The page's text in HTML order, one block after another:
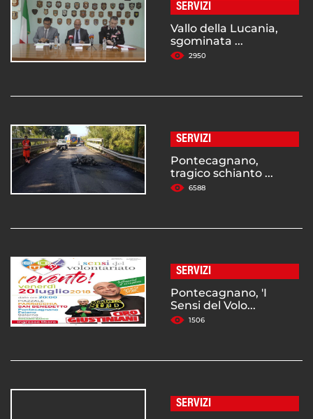
SERVIZI
Vallo della Lucania,
sgominata ...
2950
SERVIZI
Pontecagnano,
tragico schianto ...
6588
SERVIZI
Pontecagnano, 'I
Sensi del Volo...
1506
SERVIZI